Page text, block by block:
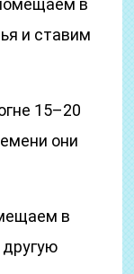
в
и ставим
15–20
они
в